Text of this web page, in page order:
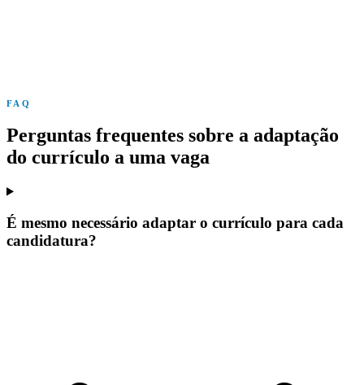
FAQ
Perguntas frequentes sobre a adaptação
do currículo a uma vaga
É mesmo necessário adaptar o currículo para cada
candidatura?